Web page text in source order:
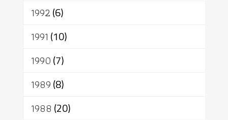
1992(6)
1991 (10)
1990(7)
1989(8)
1988 (20)